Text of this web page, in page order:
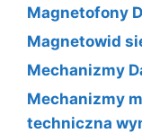
Magnetofony
Magnetowid
Mechanizmy
Mechanizmy
techniczna